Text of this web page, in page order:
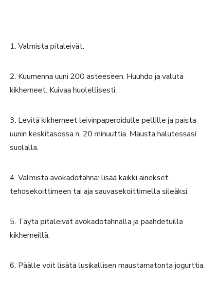
1. Valmista pitaleivät.
2. Kuumenna uuni 200 asteeseen. Huuhdo ja valuta
kikherneet. Kuivaa huolellisesti.
3. Levitä kikherneet leivinpaperoidulle pellille ja paista
uunin keskitasossa n. 20 minuuttia. Mausta halutessasi
suolalla.
4. Valmista avokadotahna: lisää kaikki ainekset
tehosekoittimeen tai aja sauvasekoittimella sileäksi.
5. Täytä pitaleivät avokadotahnalla ja paahdetuilla
kikherneillä.
6. Päälle voit lisätä lusikallisen maustamatonta jogurttia.